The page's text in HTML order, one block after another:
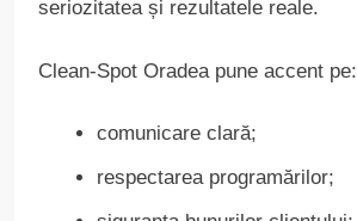
seriozitatea și rezultatele reale.
Clean-Spot Oradea pune accent pe:
comunicare clară;
respectarea programărilor;